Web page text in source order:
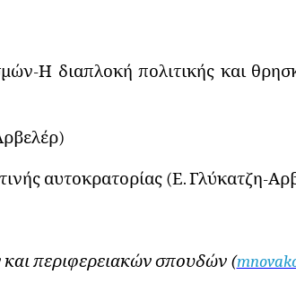
Η διαπλοκή πολιτικής και
αυτοκρατορίας (Ε. Γλύκατζη-
περιφερειακών σπουδών (